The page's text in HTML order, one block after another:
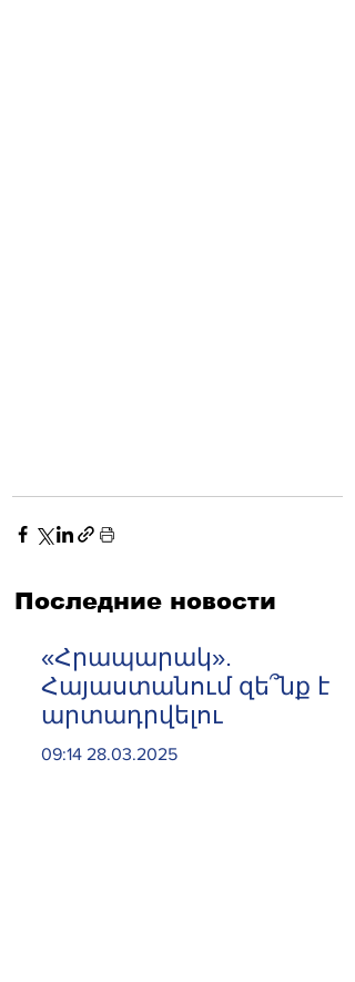
Последние новости
«Հրապարակ».
Հայաստանում զե՞նք է
արտադրվելու
09:14 28.03.2025